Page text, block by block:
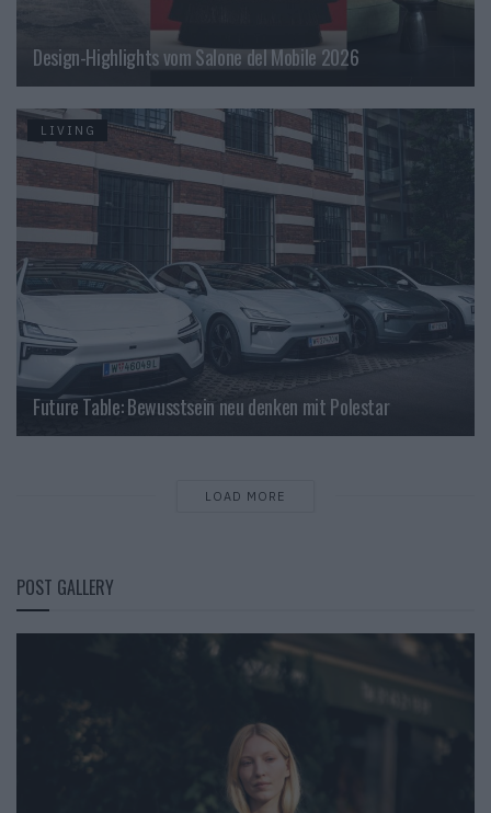
Design-Highlights vom Salone del Mobile 2026
LIVING
Future Table: Bewusstsein neu denken mit Polestar
LOAD MORE
POST GALLERY